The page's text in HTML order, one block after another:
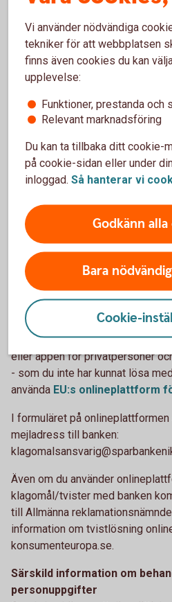
rådgivningsbyrå som avgiftsfritt
konkreta ärenden som avser
värdepappersområdet. Skriv till:
Box 24215, 104 51 Stockholm
Besöksadress: Karlavägen 108
eller telefon 0200-22 58 00
Konsumentvägledning
konsumentfrågor. Sök din
på
www.hallakonsument.se/
konsumentverksamhet
Särskild information om avtal
ingått med banken via
privatpersoner
Om du har ingått ett avtal med
eller appen för privatpersoner
- som du inte har kunnat lösa
använda EU:s onlineplattform
I formuläret på
mejladress till banken:
Även om du använder
klagomål/tvister med banken
till Allmänna
information om tvistlösning
konsumenteuropa.se.
Särskild information om
personuppgifter
Vi använder nödvändiga
tekniker för att webbplatsen
finns även cookies du kan
upplevelse:
Funktioner, prestanda och
Relevant marknadsföring
Du kan ta tillbaka ditt cookie-
på cookie-sidan eller under
inloggad. Så hanterar vi
Godkänn
Bara
Cookie-